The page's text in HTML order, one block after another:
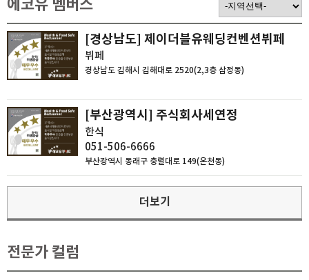
에코유 멤버스
[경상남도] 제이더블유웨딩컨벤션뷔페
뷔페
경상남도 김해시 김해대로 2520(2,3층 삼정동)
[부산광역시] 주식회사세연정
한식
051-506-6666
부산광역시 동래구 충렬대로 149(온천동)
더보기
전문가 컬럼